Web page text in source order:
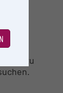
dazu